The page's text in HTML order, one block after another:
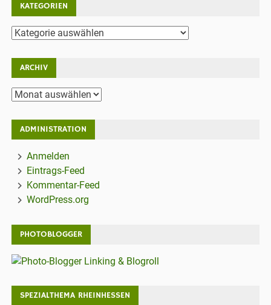
KATEGORIEN
Kategorien
ARCHIV
Archiv
ADMINISTRATION
Anmelden
Eintrags-Feed
Kommentar-Feed
WordPress.org
PHOTOBLOGGER
SPEZIALTHEMA RHEINHESSEN